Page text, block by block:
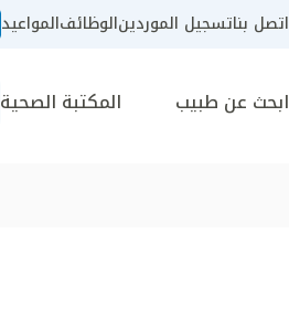
اتصل بناتسجيل الموردينالوظائفالمواعيد
ابحث عن طبيب المكتبة الصحية